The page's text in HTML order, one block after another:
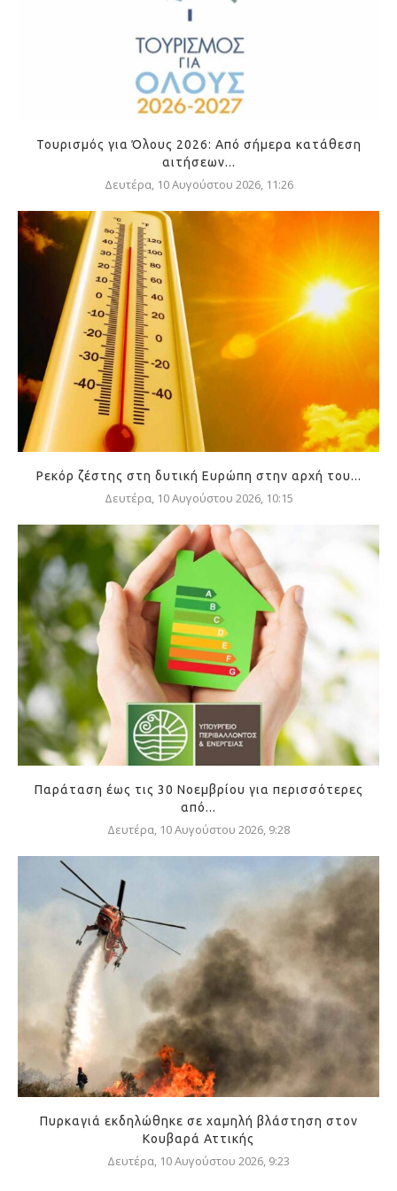
Τουρισμός για Όλους 2026: Από σήμερα κατάθεση
αιτήσεων...
Δευτέρα, 10 Αυγούστου 2026, 11:26
Ρεκόρ ζέστης στη δυτική Ευρώπη στην αρχή του...
Δευτέρα, 10 Αυγούστου 2026, 10:15
Παράταση έως τις 30 Νοεμβρίου για περισσότερες
από...
Δευτέρα, 10 Αυγούστου 2026, 9:28
Πυρκαγιά εκδηλώθηκε σε χαμηλή βλάστηση στον
Κουβαρά Αττικής
Δευτέρα, 10 Αυγούστου 2026, 9:23